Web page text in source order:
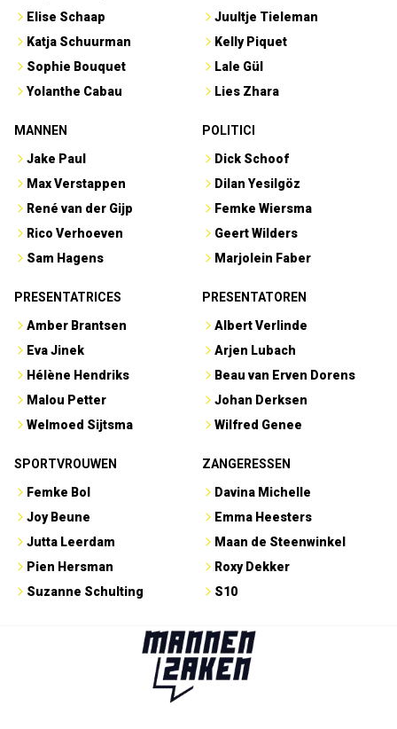
Elise Schaap
Katja Schuurman
Sophie Bouquet
Yolanthe Cabau
Juultje Tieleman
Kelly Piquet
Lale Gül
Lies Zhara
MANNEN
Jake Paul
Max Verstappen
René van der Gijp
Rico Verhoeven
Sam Hagens
POLITICI
Dick Schoof
Dilan Yesilgöz
Femke Wiersma
Geert Wilders
Marjolein Faber
PRESENTATRICES
Amber Brantsen
Eva Jinek
Hélène Hendriks
Malou Petter
Welmoed Sijtsma
PRESENTATOREN
Albert Verlinde
Arjen Lubach
Beau van Erven Dorens
Johan Derksen
Wilfred Genee
SPORTVROUWEN
Femke Bol
Joy Beune
Jutta Leerdam
Pien Hersman
Suzanne Schulting
ZANGERESSEN
Davina Michelle
Emma Heesters
Maan de Steenwinkel
Roxy Dekker
S10